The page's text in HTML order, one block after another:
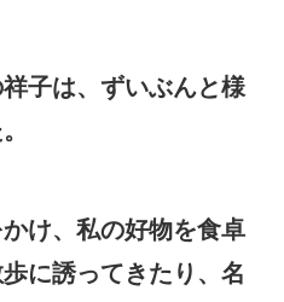
子は、ずいぶんと様
け、私の好物を食卓
に誘ってきたり、名